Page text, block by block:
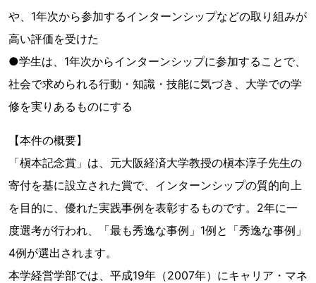
や、1年次から参加するインターンシップなどの取り組みが
高い評価を受けた
●学生は、1年次からインターンシップに参加することで、
社会で求められる行動・知識・技能に気づき、大学での学
修を実りあるものにする
【本件の概要】
「槇本記念賞」は、元大阪経済大学教授の槇本淳子先生の
寄付を基に設立された賞で、インターンシップの質的向上
を目的に、優れた実践事例を表彰するものです。2年に一
度選考が行われ、「最も秀逸な事例」1例と「秀逸な事例」
4例が選出されます。
本学経営学部では、平成19年（2007年）にキャリア・マネ